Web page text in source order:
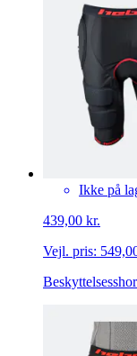
Ikke på
439,00 kr.
Vejl. pris: